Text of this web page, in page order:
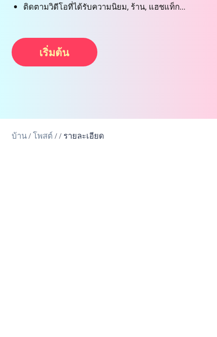
ติดตามวิดีโอที่ได้รับความนิยม, ร้าน, แฮชแท็ก...
เริ่มต้น
บ้าน/ โพสต์ / / รายละเอียด